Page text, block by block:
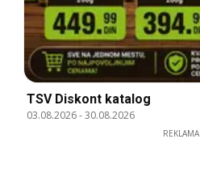
TSV Diskont katalog
03.08.2026-30.08.2026
REKLAMA